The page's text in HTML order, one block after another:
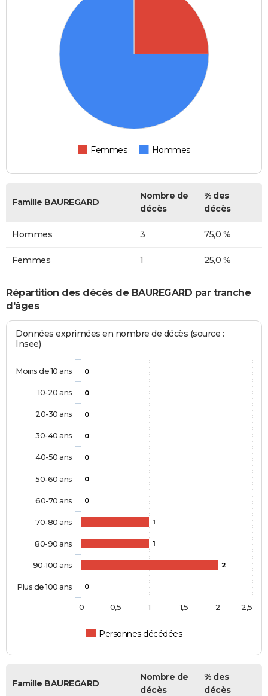
Femmes Hommes
Famille BAUREGARD
Nombre de
décès
% des
décès
Hommes 3 75,0 %
Femmes 1 25,0 %
Répartition des décès de BAUREGARD par tranche
d'âges
Données exprimées en nombre de décès (source :
Insee)
0
0
0
0
0
0
0
1
1
2
0
Personnes décédées
Moins de 10 ans
10-20 ans
20-30 ans
30-40 ans
40-50 ans
50-60 ans
60-70 ans
70-80 ans
80-90 ans
90-100 ans
Plus de 100 ans
0 0,5 1 1,5 2 2,5
Famille BAUREGARD
Nombre de
décès
% des
décès